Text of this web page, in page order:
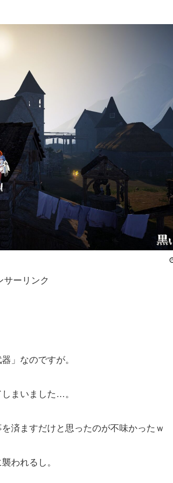
サーリンク
」なのですが。
まいました…。
済ますだけと思ったのが不味かったｗ
われるし。